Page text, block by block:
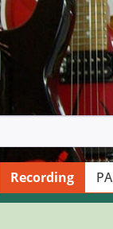
Recording PA